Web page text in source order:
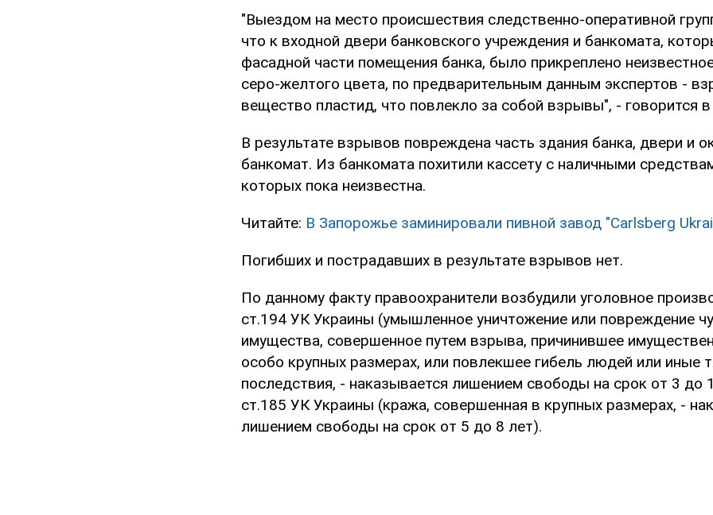
"Выездом на место происшествия следственно-оперативной
что к входной двери банковского учреждения и банкомата,
фасадной части помещения банка, было прикреплено
серо-желтого цвета, по предварительным данным экспертов -
вещество пластид, что повлекло за собой взрывы", - говорится
В результате взрывов повреждена часть здания банка, двери и
банкомат. Из банкомата похитили кассету с наличными
которых пока неизвестна.
Читайте: В Запорожье заминировали пивной завод "Carlsberg
Погибших и пострадавших в результате взрывов нет.
По данному факту правоохранители возбудили уголовное
ст.194 УК Украины (умышленное уничтожение или повреждение
имущества, совершенное путем взрыва, причинившее
особо крупных размерах, или повлекшее гибель людей или иные
последствия, - наказывается лишением свободы на срок от 3 до
ст.185 УК Украины (кража, совершенная в крупных размерах, -
лишением свободы на срок от 5 до 8 лет).